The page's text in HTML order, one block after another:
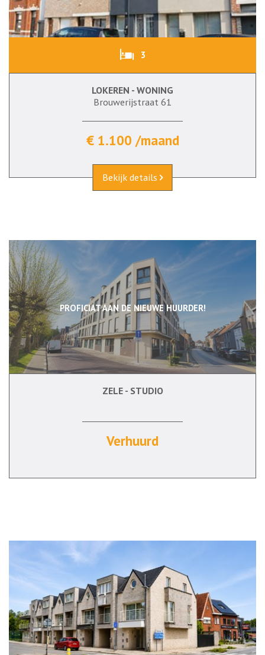
3
LOKEREN - WONING
Brouwerijstraat 61
€ 1.100 /maand
Bekijk details
PROFICIAT AAN DE NIEUWE HUURDER!
47 m²
ZELE - STUDIO
Verhuurd